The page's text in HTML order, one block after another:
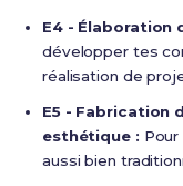
E4 - Élaboration
développer tes
réalisation de
E5 - Fabrication
esthétique :
aussi bien